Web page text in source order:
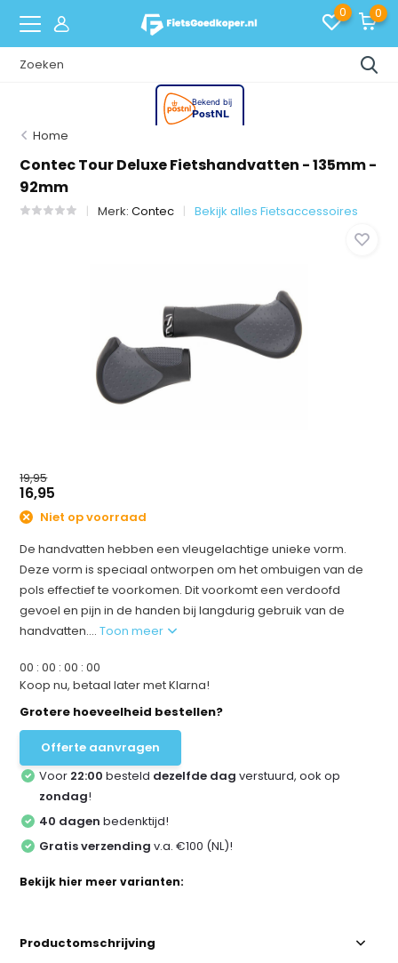
0 0
Home
Contec Tour Deluxe Fietshandvatten - 135mm -
92mm
Merk:Contec Bekijk alles Fietsaccessoires
19,95
16,95
Niet op voorraad
De handvatten hebben een vleugelachtige unieke vorm.
Deze vorm is speciaal ontworpen om het ombuigen van de
pols effectief te voorkomen. Dit voorkomt een verdoofd
gevoel en pijn in de handen bij langdurig gebruik van de
handvatten....Toon meer
00 :00 :00 :00
Koop nu, betaal later met Klarna!
Grotere hoeveelheid bestellen?
Offerte aanvragen
Voor 22:00 besteld dezelfde dag verstuurd, ook op
zondag!
40 dagen bedenktijd!
Gratis verzending v.a. €100 (NL)!
Bekijk hier meer varianten:
Productomschrijving